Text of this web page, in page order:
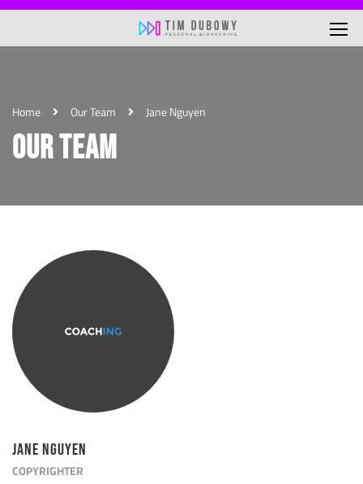
Home Our Team Jane Nguyen
OUR TEAM
Jane Nguyen
COPYRIGHTER